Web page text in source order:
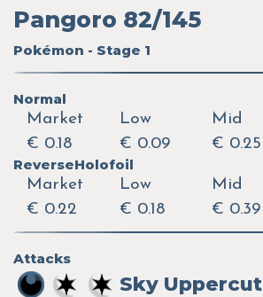
Pangoro 82/145
Pokémon - Stage 1
Normal
Market
€ 0.18
Low
€ 0.09
Mid
€ 0.25
ReverseHolofoil
Market
€ 0.22
Low
€ 0.18
Mid
€ 0.39
Attacks
Sky Uppercut